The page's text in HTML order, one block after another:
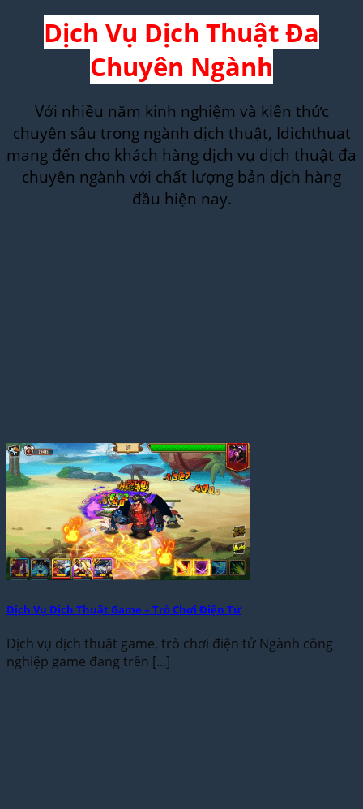
Dịch Vụ Dịch Thuật Đa
Chuyên Ngành
Với nhiều năm kinh nghiệm và kiến thức
chuyên sâu trong ngành dịch thuật, Idichthuat
mang đến cho khách hàng dịch vụ dịch thuật đa
chuyên ngành với chất lượng bản dịch hàng
đầu hiện nay.
Dịch Vụ Dịch Thuật Game – Trò Chơi Điện Tử
Dịch vụ dịch thuật game, trò chơi điện tử Ngành công
nghiệp game đang trên [...]